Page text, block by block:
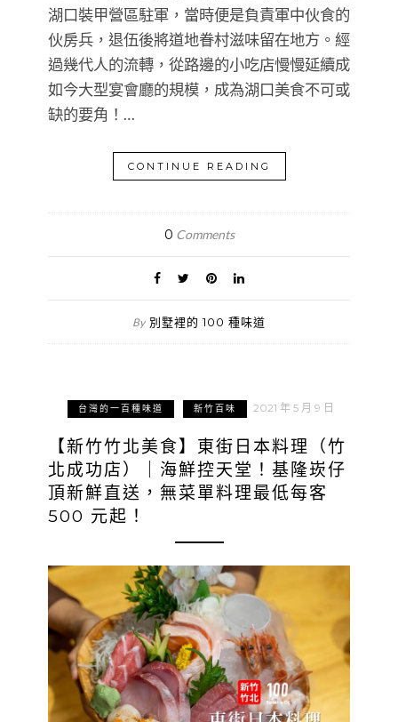
湖口裝甲營區駐軍，當時便是負責軍中伙食的
伙房兵，退伍後將道地眷村滋味留在地方。經
過幾代人的流轉，從路邊的小吃店慢慢延續成
如今大型宴會廳的規模，成為湖口美食不可或
缺的要角！…
CONTINUE READING
0 Comments
By 別墅裡的 100 種味道
台灣的一百種味道 新竹百味 2021 年 5 月 9 日
【新竹竹北美食】東街日本料理（竹
北成功店）｜海鮮控天堂！基隆崁仔
頂新鮮直送，無菜單料理最低每客
500 元起！